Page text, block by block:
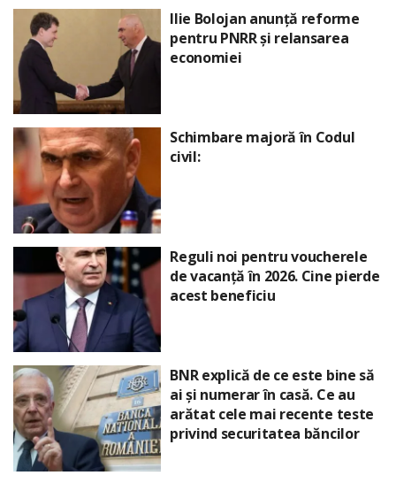
Ilie Bolojan anunță reforme
pentru PNRR și relansarea
economiei
Schimbare majoră în Codul
civil:
Reguli noi pentru voucherele
de vacanță în 2026. Cine pierde
acest beneficiu
BNR explică de ce este bine să
ai și numerar în casă. Ce au
arătat cele mai recente teste
privind securitatea băncilor